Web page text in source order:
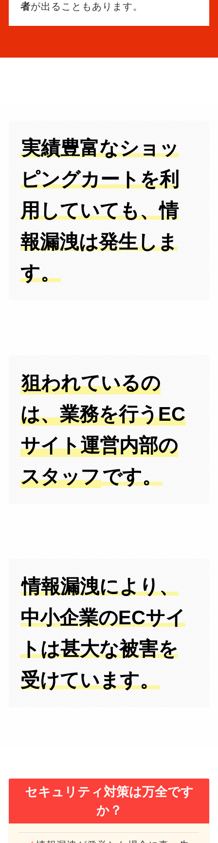
者が出ることもあります。
実績豊富なショッ
ピングカートを利
用していても、情
報漏洩は発生しま
す。
狙われているの
は、業務を行うEC
サイト運営内部の
スタッフです。
情報漏洩により、
中小企業のECサイ
トは甚大な被害を
受けています。
セキュリティ対策は万全です
か？